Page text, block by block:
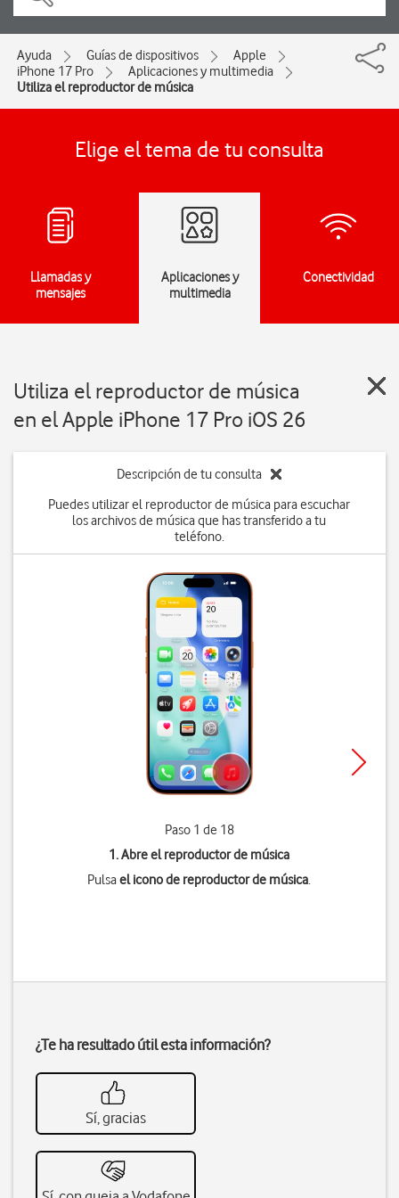
Ayuda Guías de dispositivos
Apple
iPhone 17 Pro
Aplicaciones y multimedia
Utiliza el reproductor de música
Elige el tema de tu consulta
Llamadas y
mensajes
Aplicaciones y
multimedia
Conectividad
Utiliza el reproductor de música
en el Apple iPhone 17 Pro iOS 26
Descripción de tu consulta
Puedes utilizar el reproductor de música para escuchar
los archivos de música que has transferido a tu
teléfono.
Paso 1 de 18
1. Abre el reproductor de música
Pulsael icono de reproductor de música.
¿Te ha resultado útil esta información?
Sí, gracias